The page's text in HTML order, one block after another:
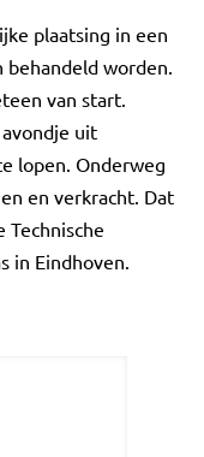
plaatsing in een
worden.
van start.
uit
lopen. Onderweg
en verkracht. Dat
Technische
in Eindhoven.